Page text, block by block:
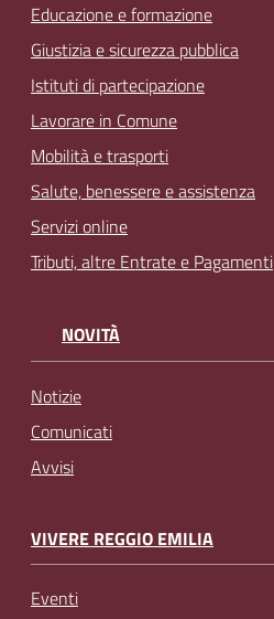
Educazione e formazione
Giustizia e sicurezza pubblica
Istituti di partecipazione
Lavorare in Comune
Mobilità e trasporti
Salute, benessere e assistenza
Servizi online
Tributi, altre Entrate e Pagamenti
NOVITÀ
Notizie
Comunicati
Avvisi
VIVERE REGGIO EMILIA
Eventi